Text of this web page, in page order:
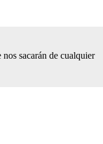
sacarán de cualquier